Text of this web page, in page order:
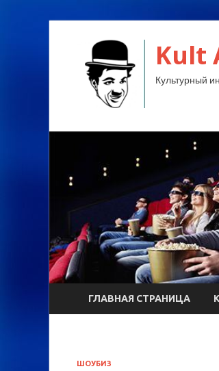
Kult
Культурный
ГЛАВНАЯ СТРАНИЦА
ШОУБИЗ